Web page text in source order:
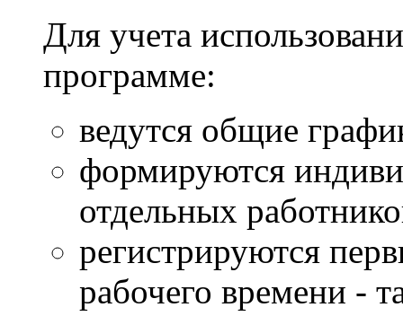
Для учета
программе:
ведутся общие
формируются
отдельных
регистрируются
рабочего времени -